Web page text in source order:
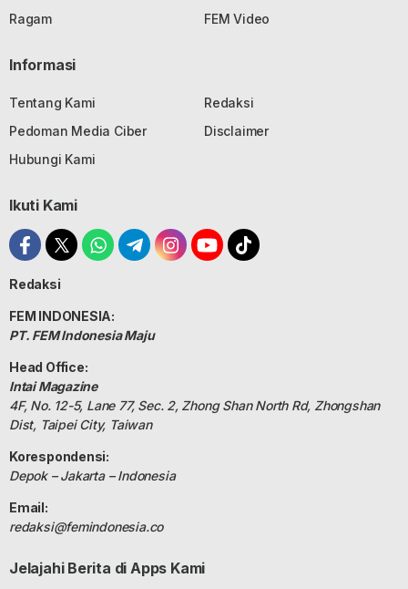
Ragam
FEM Video
Informasi
Tentang Kami
Redaksi
Pedoman Media Ciber
Disclaimer
Hubungi Kami
Ikuti Kami
Redaksi
FEM INDONESIA:
PT. FEM Indonesia Maju
Head Office:
Intai Magazine
4F, No. 12-5, Lane 77, Sec. 2, Zhong Shan North Rd, Zhongshan
Dist, Taipei City, Taiwan
Korespondensi:
Depok – Jakarta – Indonesia
Email:
redaksi@femindonesia.co
Jelajahi Berita di Apps Kami